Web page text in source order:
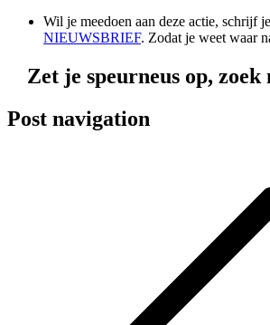
Wil je meedoen aan deze actie, schrijf
NIEUWSBRIEF. Zodat je weet waar
Zet je speurneus op, zoek
Post navigation